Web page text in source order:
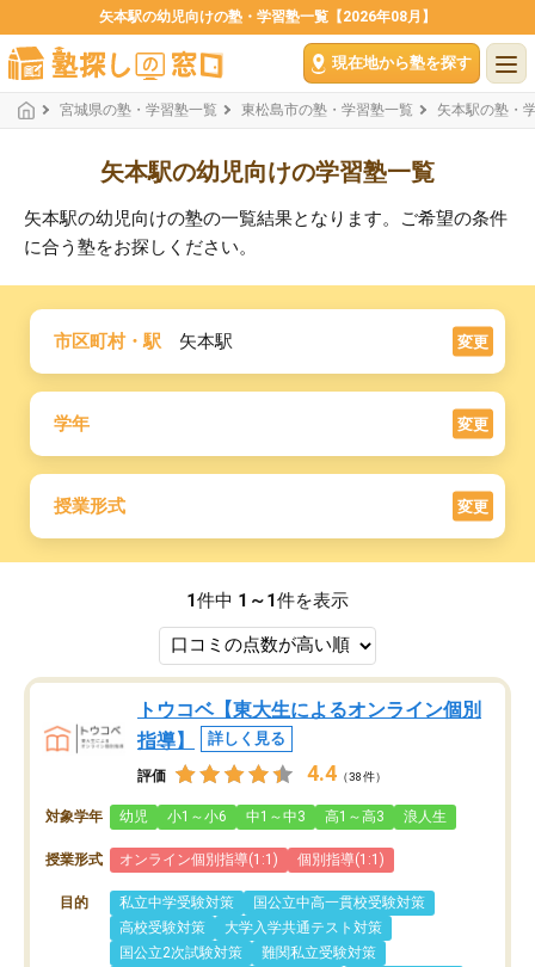
矢本駅の幼児向けの塾・学習塾一覧【2026年08月】
現在地から塾を探す
宮城県の塾・学習塾一覧 東松島市の塾・学習塾一覧 矢本駅の塾・
矢本駅の幼児向けの学習塾一覧
矢本駅の幼児向けの塾の一覧結果となります。ご希望の条件
に合う塾をお探しください。
市区町村・駅 矢本駅 変更
学年 変更
授業形式 変更
1件中 1～1件を表示
トウコベ【東大生によるオンライン個別
指導】
詳しく見る
評価 4.4 （38件）
対象学年 幼児 小1～小6 中1～中3 高1～高3 浪人生
授業形式 オンライン個別指導(1:1) 個別指導(1:1)
目的 私立中学受験対策
国公立中高一貫校受験対策
高校受験対策
大学入学共通テスト対策
国公立2次試験対策
難関私立受験対策